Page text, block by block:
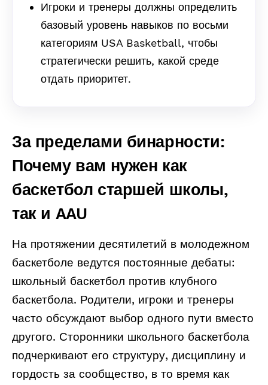
Игроки и тренеры должны определить
базовый уровень навыков по восьми
категориям USA Basketball, чтобы
стратегически решить, какой среде
отдать приоритет.
За пределами бинарности:
Почему вам нужен как
баскетбол старшей школы,
так и AAU
На протяжении десятилетий в молодежном
баскетболе ведутся постоянные дебаты:
школьный баскетбол против клубного
баскетбола. Родители, игроки и тренеры
часто обсуждают выбор одного пути вместо
другого. Сторонники школьного баскетбола
подчеркивают его структуру, дисциплину и
гордость за сообщество, в то время как